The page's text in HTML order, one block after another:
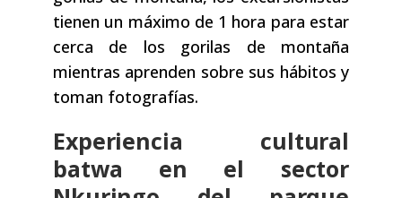
tienen un máximo de 1 hora para estar
cerca de los gorilas de montaña
mientras aprenden sobre sus hábitos y
toman fotografías.
Experiencia cultural
batwa en el sector